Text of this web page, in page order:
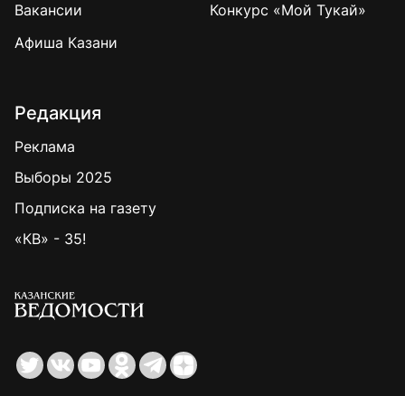
Вакансии
Конкурс «Мой Тукай»
Афиша Казани
Редакция
Реклама
Выборы 2025
Подписка на газету
«КВ» - 35!